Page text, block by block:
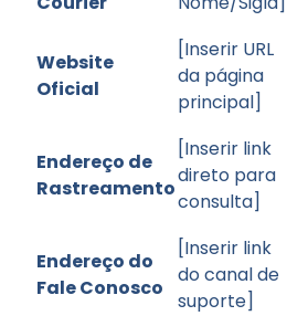
Website
Oficial
[Inserir URL
da página
principal]
Endereço de
Rastreamento
[Inserir link
direto para
consulta]
Endereço do
Fale Conosco
[Inserir link
do canal de
suporte]